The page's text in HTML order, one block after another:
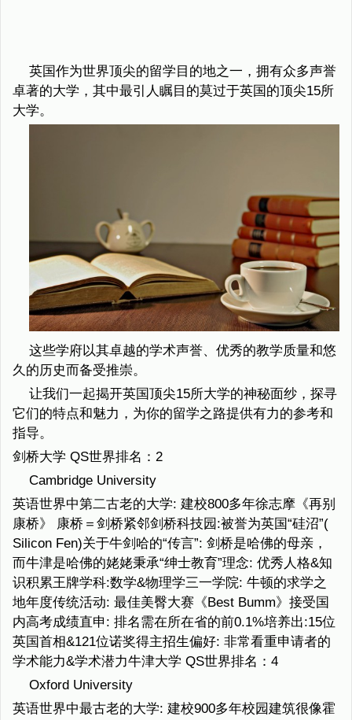
英国作为世界顶尖的留学目的地之一，拥有众多声誉
卓著的大学，其中最引人瞩目的莫过于英国的顶尖15所
大学。
这些学府以其卓越的学术声誉、优秀的教学质量和悠
久的历史而备受推崇。
让我们一起揭开英国顶尖15所大学的神秘面纱，探寻
它们的特点和魅力，为你的留学之路提供有力的参考和
指导。
剑桥大学 QS世界排名：2
Cambridge University
英语世界中第二古老的大学: 建校800多年徐志摩《再别
康桥》 康桥＝剑桥紧邻剑桥科技园:被誉为英国“硅沼”(
Silicon Fen)关于牛剑哈的“传言”: 剑桥是哈佛的母亲，
而牛津是哈佛的姥姥秉承“绅士教育”理念: 优秀人格&知
识积累王牌学科:数学&物理学三一学院: 牛顿的求学之
地年度传统活动: 最佳美臀大赛《Best Bumm》接受国
内高考成绩直申: 排名需在所在省的前0.1%培养出:15位
英国首相&121位诺奖得主招生偏好: 非常看重申请者的
学术能力&学术潜力牛津大学 QS世界排名：4
Oxford University
英语世界中最古老的大学: 建校900多年校园建筑很像霍